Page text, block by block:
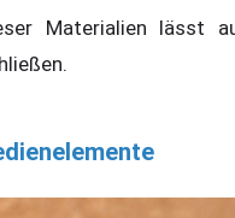
Materialien lässt